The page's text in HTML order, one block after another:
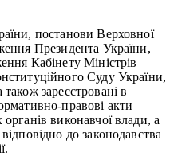
постанови Верховної
Президента України,
Кабінету Міністрів
Суду України,
зареєстровані в
правові акти
виконавчої влади, а
до законодавства